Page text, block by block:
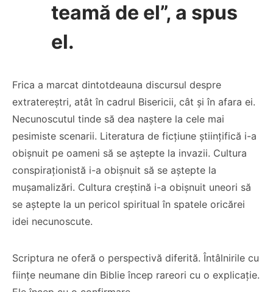
teamă de el”, a spus
el.
Frica a marcat dintotdeauna discursul despre
extratereștri, atât în cadrul Bisericii, cât și în afara ei.
Necunoscutul tinde să dea naștere la cele mai
pesimiste scenarii. Literatura de ficțiune științifică i-a
obișnuit pe oameni să se aștepte la invazii. Cultura
conspiraționistă i-a obișnuit să se aștepte la
mușamalizări. Cultura creștină i-a obișnuit uneori să
se aștepte la un pericol spiritual în spatele oricărei
idei necunoscute.
Scriptura ne oferă o perspectivă diferită. Întâlnirile cu
ființe neumane din Biblie încep rareori cu o explicație.